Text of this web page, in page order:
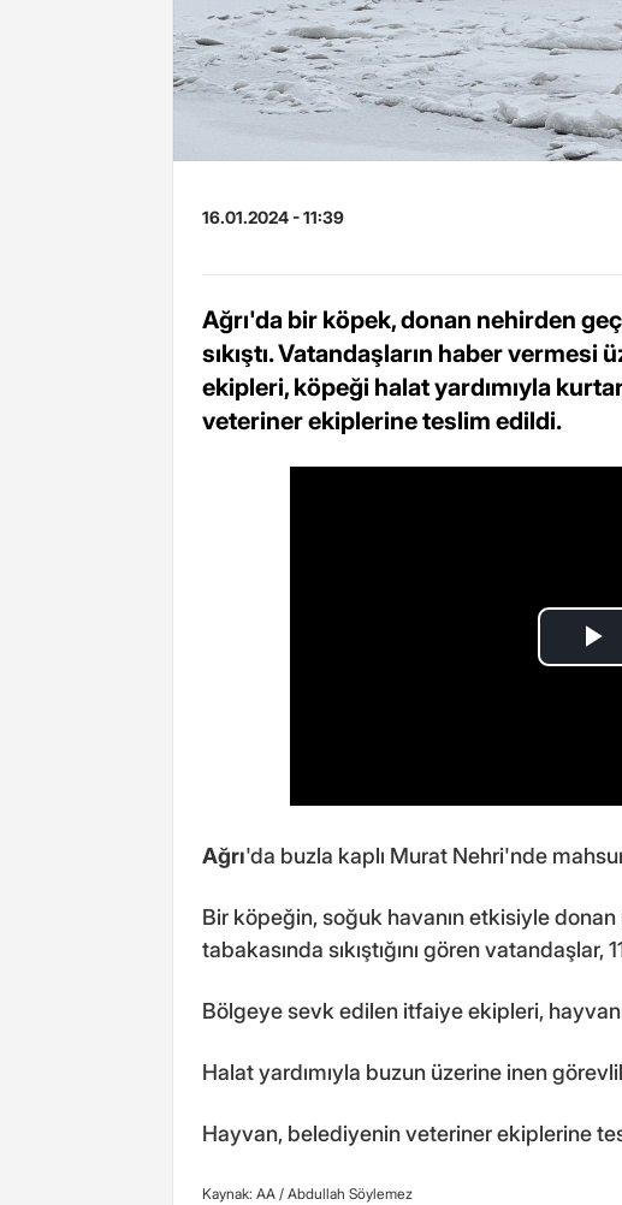
16.01.2024 - 11:39
Ağrı'da bir köpek, donan nehirden
sıkıştı. Vatandaşların haber
ekipleri, köpeği halat yardımıyla
veteriner ekiplerine teslim edildi.
Ağrı'da buzla kaplı Murat Nehri'nde
Bir köpeğin, soğuk havanın etkisiyle donan
tabakasında sıkıştığını gören vatandaşlar,
Bölgeye sevk edilen itfaiye ekipleri,
Halat yardımıyla buzun üzerine inen
Hayvan, belediyenin veteriner ekiplerine
Kaynak: AA / Abdullah Söylemez